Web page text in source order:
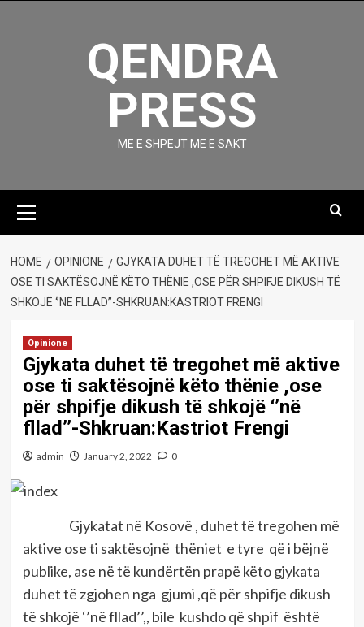
QENDRA
PRESS
ME E SHPEJT ME E SAKT
Menu
HOME OPINIONE
GJYKATA DUHET TË TREGOHET MË AKTIVE
OSE TI SAKTËSOJNË KËTO THËNIE ,OSE PËR SHPIFJE DIKUSH TË
SHKOJË ‘’NË FLLAD’’-SHKRUAN:KASTRIOT FRENGI
Opinione
Gjykata duhet të tregohet më aktive
ose ti saktësojnë këto thënie ,ose
për shpifje dikush të shkojë ‘’në
fllad’’-Shkruan:Kastriot Frengi
admin January 2, 2022 0
Gjykatat në Kosovë , duhet të tregohen më
aktive ose ti saktësojnë thëniet e tyre që i bëjnë
publike, ase në të kundërtën prapë këto gjykata
duhet të zgjohen nga gjumi ,që për shpifje dikush
të shkojë ‘’në fllad’’,, bile kushdo që shpif është